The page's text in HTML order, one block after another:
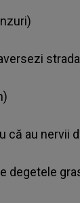
că au nervii
degetele